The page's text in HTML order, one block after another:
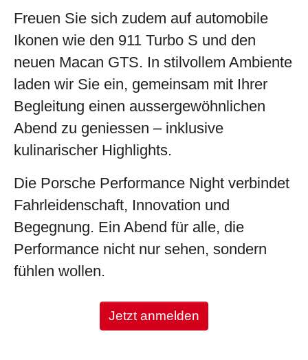
Freuen Sie sich zudem auf automobile
Ikonen wie den 911 Turbo S und den
neuen Macan GTS. In stilvollem Ambiente
laden wir Sie ein, gemeinsam mit Ihrer
Begleitung einen aussergewöhnlichen
Abend zu geniessen – inklusive
kulinarischer Highlights.
Die Porsche Performance Night verbindet
Fahrleidenschaft, Innovation und
Begegnung. Ein Abend für alle, die
Performance nicht nur sehen, sondern
fühlen wollen.
Jetzt anmelden